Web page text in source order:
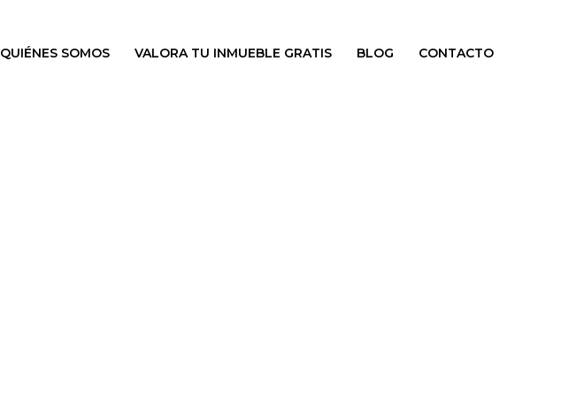
QUIÉNES SOMOS VALORA TU INMUEBLE GRATIS BLOG CONTACTO